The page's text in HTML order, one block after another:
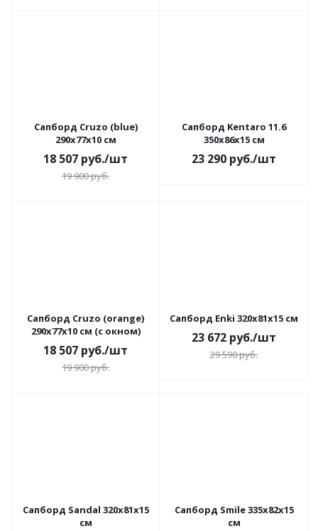
Сапборд Cruzo (blue)
290x77x10 см
18 507 руб./шт
19 900руб.
Сапборд Kentaro 11.6
350x86x15 см
23 290 руб./шт
Сапборд Cruzo (orange)
290x77x10 см (с окном)
18 507 руб./шт
19 900руб.
Сапборд Enki 320x81x15 см
23 672 руб./шт
29 590руб.
Сапборд Sandal 320x81x15
см
Сапборд Smile 335x82x15
см